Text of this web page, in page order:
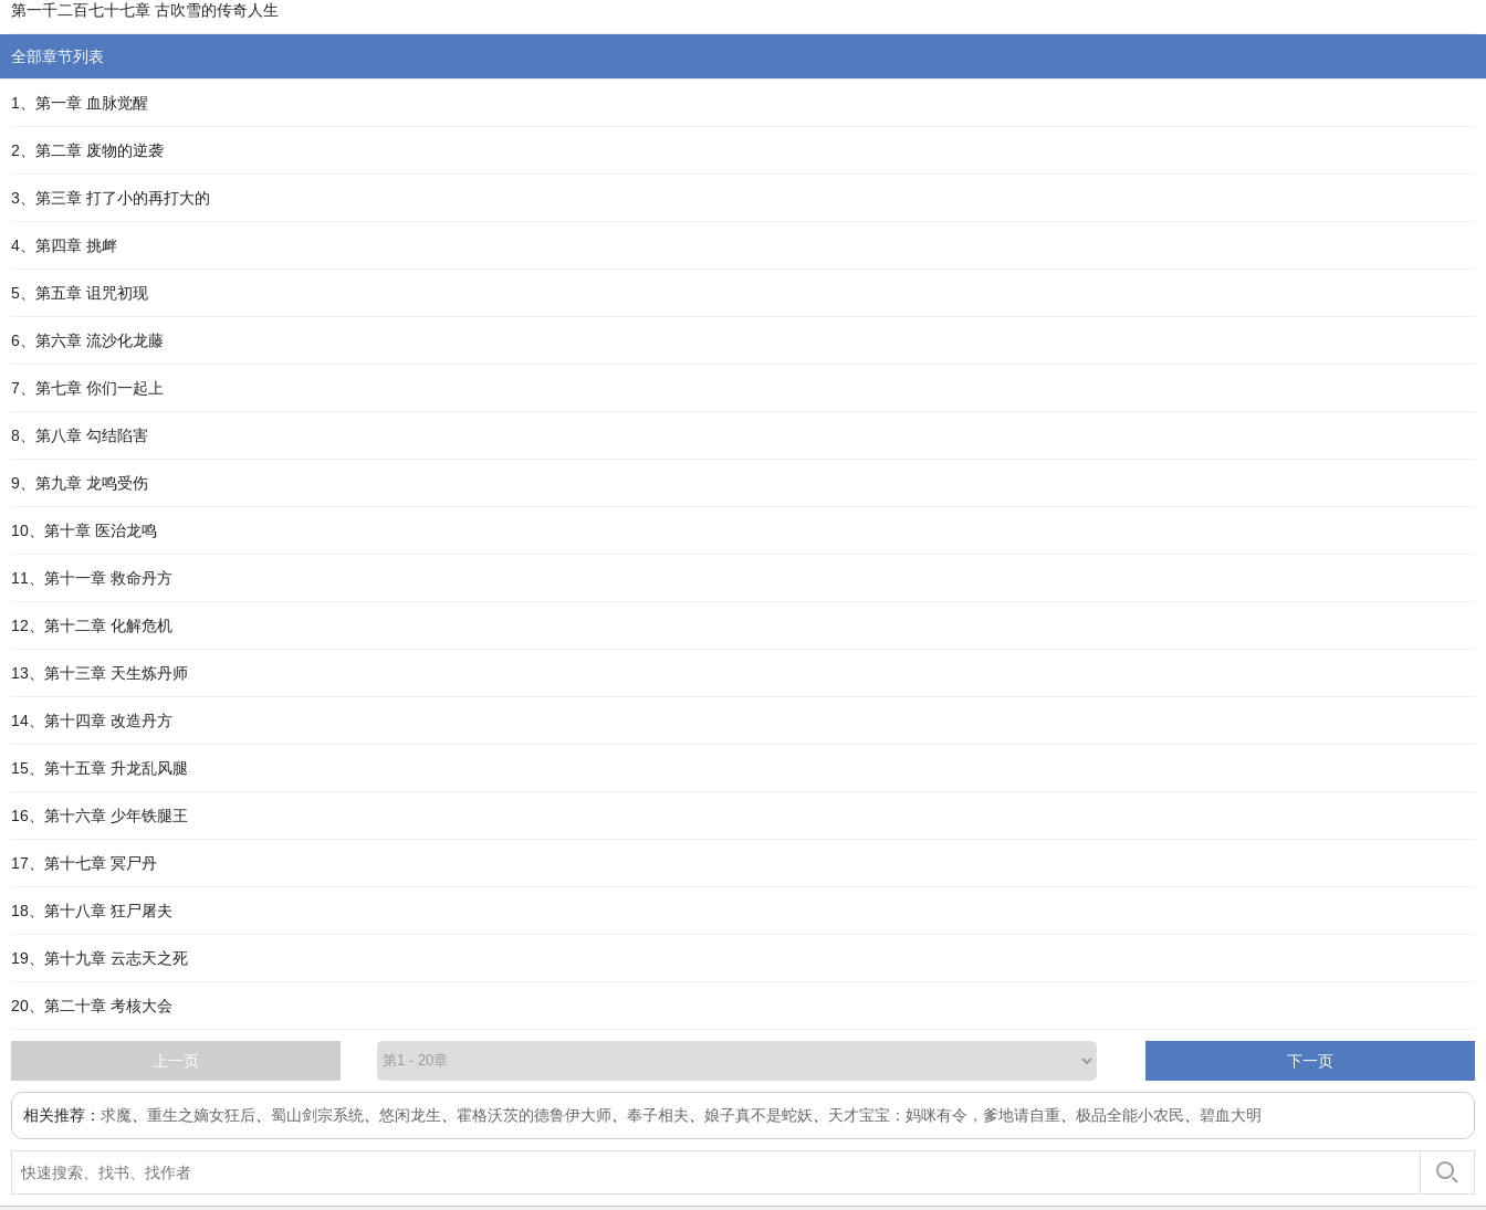
第一千二百七十七章 古吹雪的传奇人生
全部章节列表
1、第一章 血脉觉醒
2、第二章 废物的逆袭
3、第三章 打了小的再打大的
4、第四章 挑衅
5、第五章 诅咒初现
6、第六章 流沙化龙藤
7、第七章 你们一起上
8、第八章 勾结陷害
9、第九章 龙鸣受伤
10、第十章 医治龙鸣
11、第十一章 救命丹方
12、第十二章 化解危机
13、第十三章 天生炼丹师
14、第十四章 改造丹方
15、第十五章 升龙乱风腿
16、第十六章 少年铁腿王
17、第十七章 冥尸丹
18、第十八章 狂尸屠夫
19、第十九章 云志天之死
20、第二十章 考核大会
上一页 下一页
相关推荐： 求魔 重生之嫡女狂后 蜀山剑宗系统 悠闲龙生 霍格沃茨的德鲁伊大师 奉子相夫 娘子真不是蛇妖 天才宝宝：妈咪有令，爹地请自重 极品全能小农民 碧血大明